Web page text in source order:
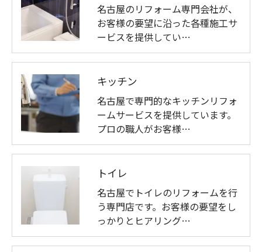
名古屋のリフォーム専門会社が、
お客様の要望に沿った各種施工サ
ービスを提供してい…
キッチン
名古屋で専門的なキッチンリフォ
ームサービスを提供しています。
プロの職人がお客様…
トイレ
名古屋でトイレのリフォームを行
う専門店です。お客様の要望をし
っかりとヒアリング…